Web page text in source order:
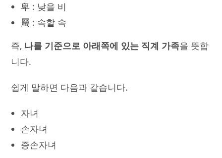
卑 : 낮을 비
屬 : 속할 속
즉, 나를 기준으로 아래쪽에 있는 직계 가족을 뜻합
니다.
쉽게 말하면 다음과 같습니다.
자녀
손자녀
증손자녀